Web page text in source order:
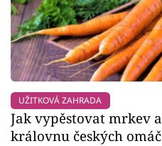
UŽITKOVÁ ZAHRADA
Jak vypěstovat mrkev
královnu českých